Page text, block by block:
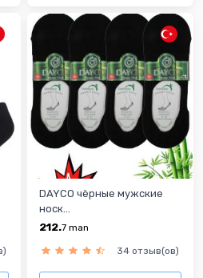
DAYCO чёрные мужские
носк...
212.7 man
34 отзыв(ов)